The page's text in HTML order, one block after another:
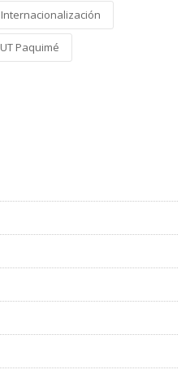
Internacionalización
UT Paquimé